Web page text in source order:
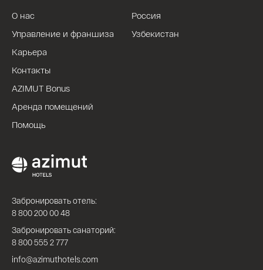
О нас
Управление и франшиза
Карьера
Контакты
AZIMUT Bonus
Аренда помещений
Помощь
Россия
Узбекистан
Забронировать отель:
8 800 200 00 48
Забронировать санаторий:
8 800 555 2 777
info@azimuthotels.com